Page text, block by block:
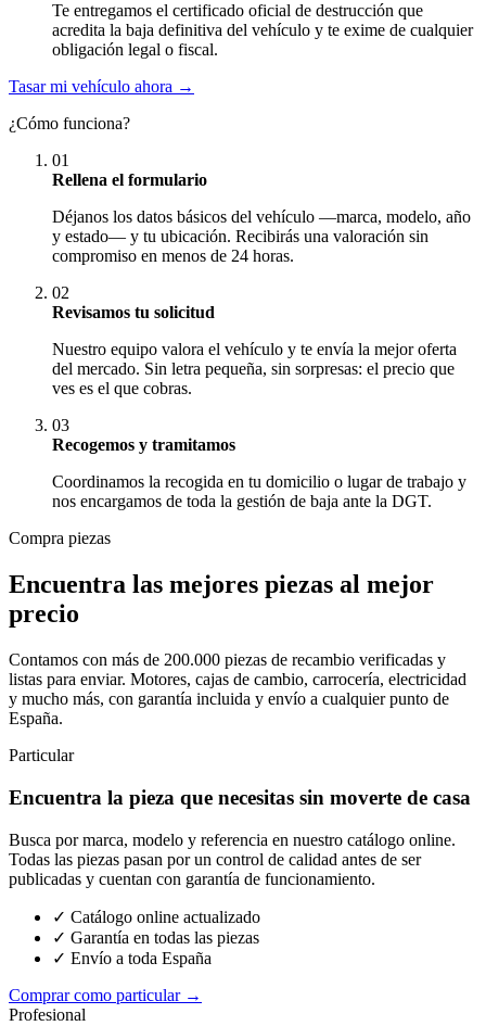
Te entregamos el certificado oficial de destrucción que
acredita la baja definitiva del vehículo y te exime de cualquier
obligación legal o fiscal.
Tasar mi vehículo ahora →
¿Cómo funciona?
01
Rellena el formulario
Déjanos los datos básicos del vehículo —marca, modelo, año
y estado— y tu ubicación. Recibirás una valoración sin
compromiso en menos de 24 horas.
02
Revisamos tu solicitud
Nuestro equipo valora el vehículo y te envía la mejor oferta
del mercado. Sin letra pequeña, sin sorpresas: el precio que
ves es el que cobras.
03
Recogemos y tramitamos
Coordinamos la recogida en tu domicilio o lugar de trabajo y
nos encargamos de toda la gestión de baja ante la DGT.
Compra piezas
Encuentra las mejores piezas al mejor
precio
Contamos con más de 200.000 piezas de recambio verificadas y
listas para enviar. Motores, cajas de cambio, carrocería, electricidad
y mucho más, con garantía incluida y envío a cualquier punto de
España.
Particular
Encuentra la pieza que necesitas sin moverte de casa
Busca por marca, modelo y referencia en nuestro catálogo online.
Todas las piezas pasan por un control de calidad antes de ser
publicadas y cuentan con garantía de funcionamiento.
✓ Catálogo online actualizado
✓ Garantía en todas las piezas
✓ Envío a toda España
Comprar como particular →
Profesional